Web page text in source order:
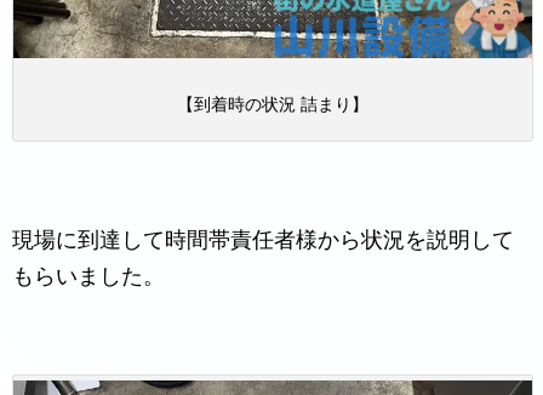
【到着時の状況 詰まり】
現場に到達して時間帯責任者様から状況を説明して
もらいました。